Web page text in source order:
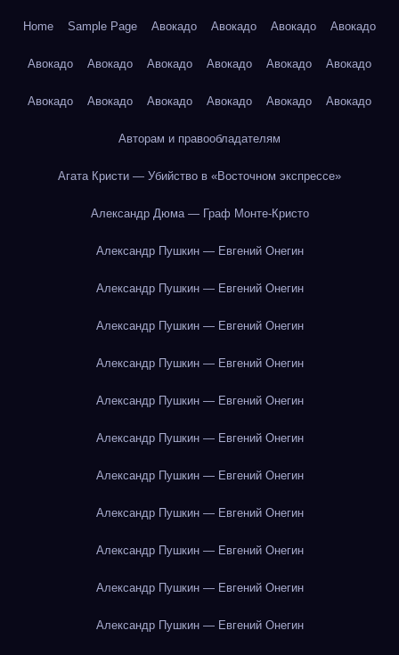
Home Sample Page Авокадо Авокадо Авокадо Авокадо
Авокадо Авокадо Авокадо Авокадо Авокадо Авокадо
Авокадо Авокадо Авокадо Авокадо Авокадо Авокадо
Авторам и правообладателям
Агата Кристи — Убийство в «Восточном экспрессе»
Александр Дюма — Граф Монте-Кристо
Александр Пушкин — Евгений Онегин
Александр Пушкин — Евгений Онегин
Александр Пушкин — Евгений Онегин
Александр Пушкин — Евгений Онегин
Александр Пушкин — Евгений Онегин
Александр Пушкин — Евгений Онегин
Александр Пушкин — Евгений Онегин
Александр Пушкин — Евгений Онегин
Александр Пушкин — Евгений Онегин
Александр Пушкин — Евгений Онегин
Александр Пушкин — Евгений Онегин